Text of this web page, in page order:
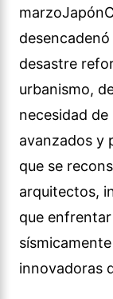
desastre
urbanismo,
necesidad
avanzados y
que se
arquitectos,
que
innovadoras